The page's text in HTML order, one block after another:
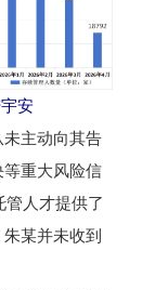
安
主动向其告
重大风险信
管人才提供了
某并未收到